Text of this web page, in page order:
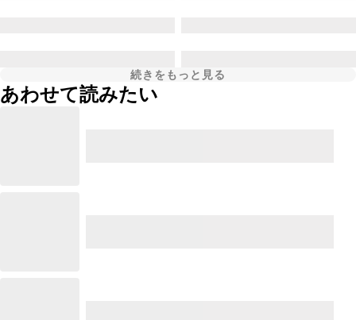
続きをもっと見る
あわせて読みたい